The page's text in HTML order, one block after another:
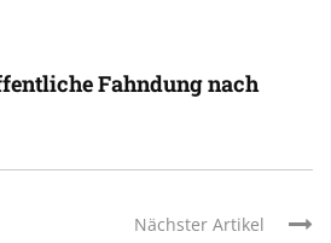
Fahndung nach
Nächster Artikel